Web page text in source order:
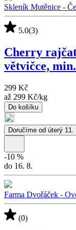
Skleník Mutěnice -
5.0(3)
Cherry
větvičce,
299 Kč
až 299 Kč/kg
Do košíku
Doručíme od úterý 11.
-10 %
do 16. 8.
Farma Dvořáček -
(0)